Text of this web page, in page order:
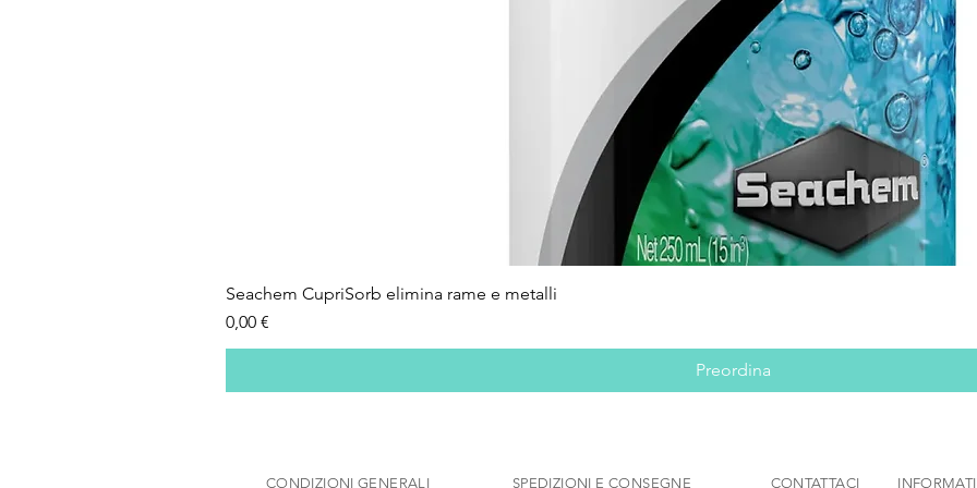
Seachem CupriSorb elimina rame e metalli
Prezzo
0,00 €
Preordina
CONDIZIONI GENERALI SPEDIZIONI E CONSEGNE CONTATTACI